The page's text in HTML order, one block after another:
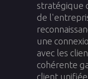
stratégique
de
une
avec les
cohérente
client